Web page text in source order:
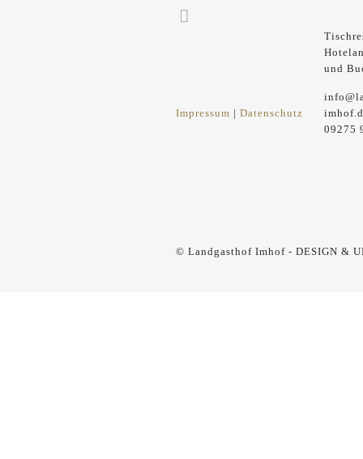
Impressum | Datenschutz
und
09275
© Landgasthof Imhof - DESIGN &